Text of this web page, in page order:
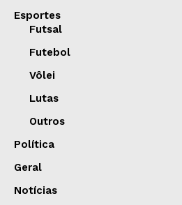
Esportes
Futsal
Futebol
Vôlei
Lutas
Outros
Política
Geral
Notícias